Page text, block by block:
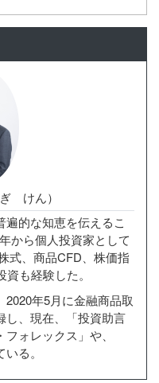
けん）
的な知恵を伝えるこ
から個人投資家として
式、商品CFD、株価指
も経験した。
年5月に金融商品取
し、現在、「投資助言
ォレックス」や、
る。